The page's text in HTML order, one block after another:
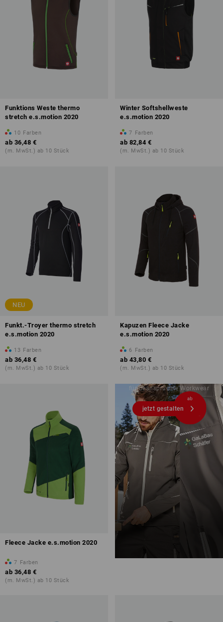
Funktions Weste thermo
stretch e.s.motion 2020
10 Farben
ab 36,48 €
(m. MwSt.) ab 10 Stück
Winter Softshellweste
e.s.motion 2020
7 Farben
ab 82,84 €
(m. MwSt.) ab 10 Stück
NEU
Funkt.-Troyer thermo stretch
e.s.motion 2020
13 Farben
ab 36,48 €
(m. MwSt.) ab 10 Stück
Kapuzen Fleece Jacke
e.s.motion 2020
6 Farben
ab 43,80 €
(m. MwSt.) ab 10 Stück
Fleece Jacke e.s.motion 2020
7 Farben
ab 36,48 €
(m. MwSt.) ab 10 Stück
GESTALTEN SIE
SELBST!
In wenigen Klicks zu Ihrem
für beanspruchte Workwear
jetzt gestalten